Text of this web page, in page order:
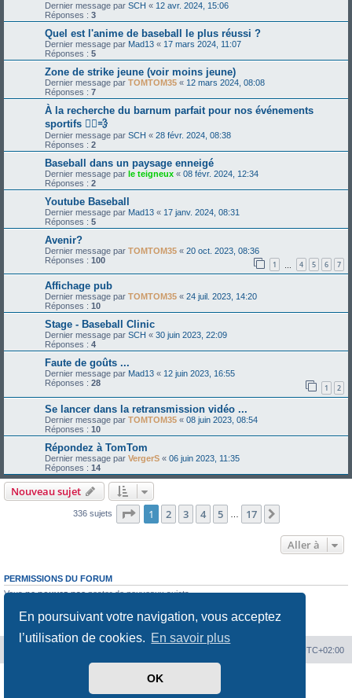
En poursuivant votre navigation, vous acceptez
l’utilisation de cookies. En savoir plus
OK
Dernier message par SCH « 12 avr. 2024, 15:06
Réponses : 3
Quel est l'anime de baseball le plus réussi ?
Dernier message par Mad13 « 17 mars 2024, 11:07
Réponses : 5
Zone de strike jeune (voir moins jeune)
Dernier message par TOMTOM35 « 12 mars 2024, 08:08
Réponses : 7
À la recherche du barnum parfait pour nos événements
sportifs 🏃‍♂️💨
Dernier message par SCH « 28 févr. 2024, 08:38
Réponses : 2
Baseball dans un paysage enneigé
Dernier message par le teigneux « 08 févr. 2024, 12:34
Réponses : 2
Youtube Baseball
Dernier message par Mad13 « 17 janv. 2024, 08:31
Réponses : 5
Avenir?
Dernier message par TOMTOM35 « 20 oct. 2023, 08:36
Réponses : 100 1 4 5 6 7
Affichage pub
Dernier message par TOMTOM35 « 24 juil. 2023, 14:20
Réponses : 10
Stage - Baseball Clinic
Dernier message par SCH « 30 juin 2023, 22:09
Réponses : 4
Faute de goûts ...
Dernier message par Mad13 « 12 juin 2023, 16:55
Réponses : 28 1 2
Se lancer dans la retransmission vidéo ...
Dernier message par TOMTOM35 « 08 juin 2023, 08:54
Réponses : 10
Répondez à TomTom
Dernier message par VergerS « 06 juin 2023, 11:35
Réponses : 14
Nouveau sujet
336 sujets Page 1sur17
1 2 3 4 5 17
Aller à
PERMISSIONS DU FORUM
Vousne pouvez pasposter de nouveaux sujets
Vousne pouvez pasmodifier vos messages
ne pouvez pas supprimer vos messages
UTC+02:00
phpBB® Forum Software © phpBB Limited
Traduit parphpBB-fr.com